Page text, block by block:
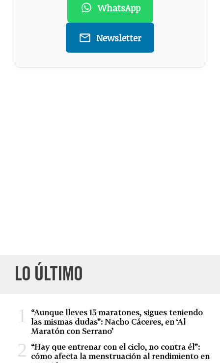
WhatsApp
Newsletter
LO ÚLTIMO
“Aunque lleves 15 maratones, sigues teniendo
las mismas dudas”: Nacho Cáceres, en ‘Al
Maratón con Serrano’
“Hay que entrenar con el ciclo, no contra él”:
cómo afecta la menstruación al rendimiento en